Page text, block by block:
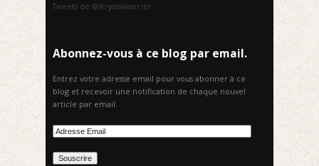
Tweets de @Krystalwarrior
Abonnez-vous à ce blog par email.
Entrez votre adresse email pour vous abonner à ce
blog et recevoir une notification de chaque nouvel
article par email.